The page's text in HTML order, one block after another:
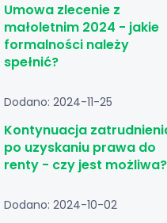
Umowa zlecenie z
małoletnim 2024 - jakie
formalności należy
spełnić?
Dodano: 2024-11-25
Kontynuacja
po uzyskaniu prawa do
renty - czy jest możliwa?
Dodano: 2024-10-02